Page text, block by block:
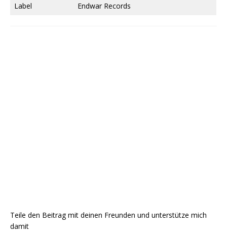
Label
Endwar Records
Teile den Beitrag mit deinen Freunden und unterstütze mich
damit